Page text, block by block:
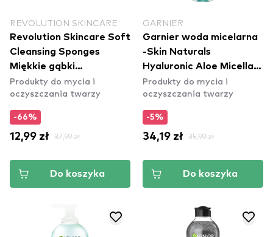
REVOLUTION SKINCARE
Revolution Skincare Soft
Cleansing Sponges
Miękkie gąbki
oczyszczające
Produkty do mycia i
oczyszczania twarzy
-66%
12,99 zł 37,99 zł
Do koszyka
GARNIER
Garnier woda micelarna
-Skin Naturals
Hyaluronic Aloe Micellar
Water
Produkty do mycia i
oczyszczania twarzy
-5%
34,19 zł 35,99 zł
Do koszyka